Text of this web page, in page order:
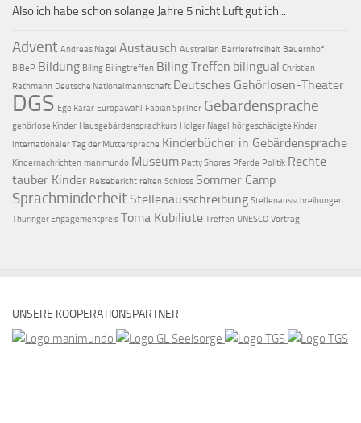
Also ich habe schon solange Jahre 5 nicht Luft gut ich...
Advent Andreas Nagel Austausch Australian Barrierefreiheit Bauernhof
BiBeP Bildung Biling Bilingtreffen Biling Treffen bilingual Christian
Rathmann Deutsche Nationalmannschaft Deutsches Gehörlosen-Theater
DGS Ege Karar Europawahl Fabian Spillner Gebärdensprache
gehörlose Kinder Hausgebärdensprachkurs Holger Nagel
hörgeschädigte Kinder
Internationaler Tag der Muttersprache Kinderbücher in Gebärdensprache
Kindernachrichten manimundo Museum Patty Shores Pferde Politik Rechte
tauber Kinder Reisebericht reiten Schloss Sommer Camp
Sprachminderheit Stellenausschreibung Stellenausschreibungen
Thüringer Engagementpreis Toma Kubiliute Treffen UNESCO Vortrag
UNSERE KOOPERATIONSPARTNER